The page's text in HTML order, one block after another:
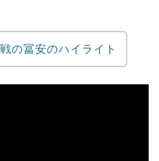
の冨安のハイライト